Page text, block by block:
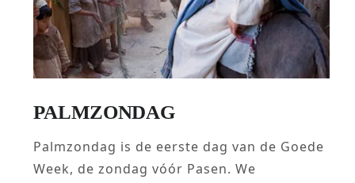
PALMZONDAG
Palmzondag is de eerste dag van de Goede
Week, de zondag vóór Pasen. We